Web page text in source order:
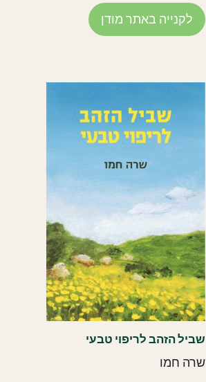
לקנייה באתר מודן
שביל הזהב לריפוי טבעי
שרה חמו